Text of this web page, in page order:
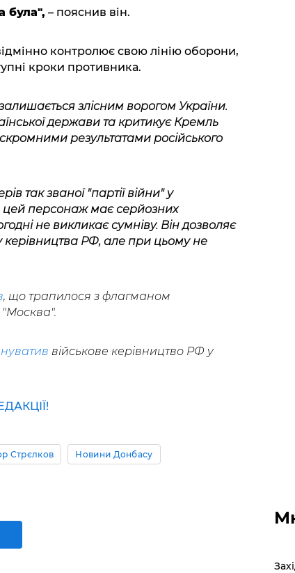
була", – пояснив він.
контролює свою лінію оборони,
кроки противника.
злісним ворогом України.
держави та критикує Кремль
результатами російського
так званої "партії війни" у
цей персонаж має серйозних
не викликає сумніву. Він дозволяє
керівництва РФ, але при цьому не
, що трапилося з флагманом
військове керівництво РФ у
Стрєлков Новини Донбасу